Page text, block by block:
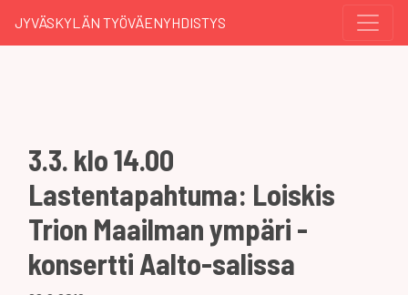
JYVÄSKYLÄN TYÖVÄENYHDISTYS
3.3. klo 14.00
Lastentapahtuma: Loiskis
Trion Maailman ympäri -
konsertti Aalto-salissa